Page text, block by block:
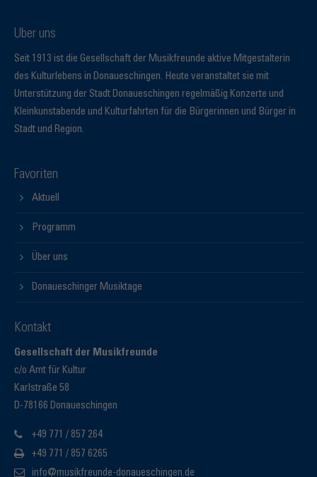
Über uns
Seit 1913 ist die Gesellschaft der Musikfreunde aktive Mitgestalterin
des Kulturlebens in Donaueschingen. Heute veranstaltet sie mit
Unterstützung der Stadt Donaueschingen regelmäßig Konzerte und
Kleinkunstabende und Kulturfahrten für die Bürgerinnen und Bürger in
Stadt und Region.
Favoriten
Aktuell
Programm
Über uns
Donaueschinger Musiktage
Kontakt
Gesellschaft der Musikfreunde
c/o Amt für Kultur
Karlstraße 58
D-78166 Donaueschingen
+49 771 / 857 264
+49 771 / 857 6265
info@musikfreunde-donaueschingen.de